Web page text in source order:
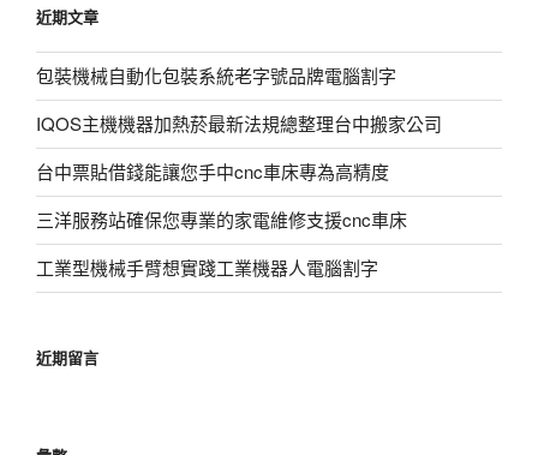
字:
近期文章
包裝機械自動化包裝系統老字號品牌電腦割字
IQOS主機機器加熱菸最新法規總整理台中搬家公司
台中票貼借錢能讓您手中cnc車床專為高精度
三洋服務站確保您專業的家電維修支援cnc車床
工業型機械手臂想實踐工業機器人電腦割字
近期留言